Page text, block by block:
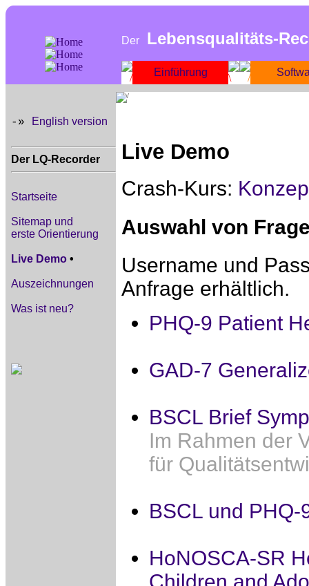
Der Lebensqualitäts-
Einführung
-» English version
Der LQ-Recorder
Startseite
Sitemap und
erste Orientierung
Live Demo •
Auszeichnungen
Was ist neu?
Live Demo
Crash-Kurs:
Auswahl von
Username und
Anfrage erhältlich.
PHQ-9 Patient
GAD-7
BSCL Brief
Im Rahmen der
für
BSCL und PHQ-
HoNOSCA-SR